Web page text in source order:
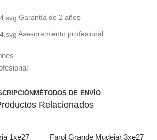
Garantía de 2 años
Asesoramiento profesional
MÉTODOS DE ENVÍO
Relacionados
1xe27 Farol Grande Mudejar 3xe27